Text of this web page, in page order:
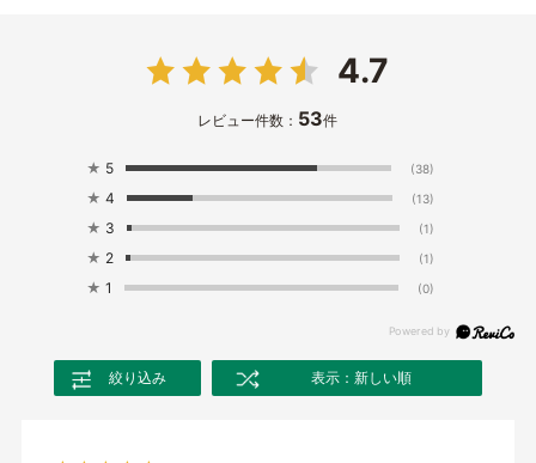
4.7
レビュー件数： 53件
★ 5 (38)
★ 4 (13)
★ 3 (1)
★ 2 (1)
★ 1 (0)
絞り込み 表示：新しい順